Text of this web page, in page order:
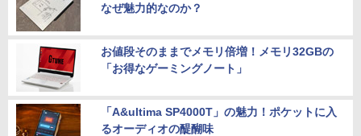
なぜ魅力的なのか？
お値段そのままでメモリ倍増！メモリ32GBの
「お得なゲーミングノート」
「A&ultima SP4000T」の魅力！ポケットに入
るオーディオの醍醐味